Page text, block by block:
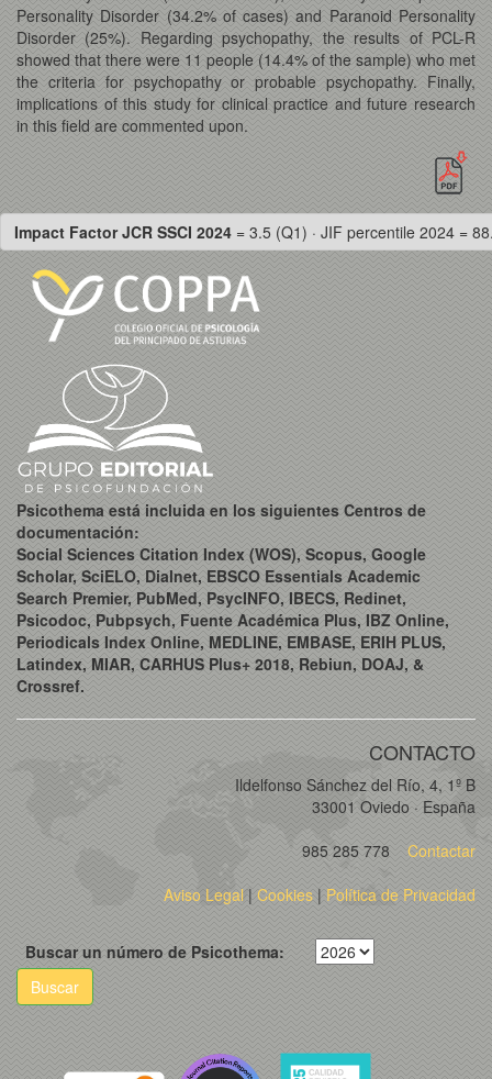
Personality Disorder (34.2% of cases) and Paranoid Personality
Disorder (25%). Regarding psychopathy, the results of PCL-R
showed that there were 11 people (14.4% of the sample) who met
the criteria for psychopathy or probable psychopathy. Finally,
implications of this study for clinical practice and future research
in this field are commented upon.
Impact Factor JCR SSCI 2024 = 3.5 (Q1) · JIF percentile 2024 =
Psicothema está incluida en los siguientes Centros de
documentación:
Social Sciences Citation Index (WOS), Scopus, Google
Scholar, SciELO, Dialnet, EBSCO Essentials Academic
Search Premier, PubMed, PsycINFO, IBECS, Redinet,
Psicodoc, Pubpsych, Fuente Académica Plus, IBZ Online,
Periodicals Index Online, MEDLINE, EMBASE, ERIH PLUS,
Latindex, MIAR, CARHUS Plus+ 2018, Rebiun, DOAJ, &
Crossref.
CONTACTO
Ildelfonso Sánchez del Río, 4, 1º B
33001 Oviedo · España
985 285 778
Contactar
Aviso Legal| Cookies | Política de Privacidad
Buscar un número de Psicothema:
Buscar